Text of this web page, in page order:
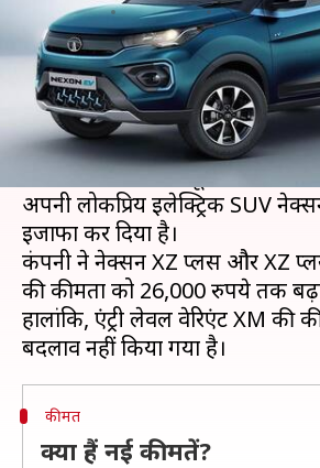
मोना दीक्षित Oct 17, 2020 02:50 pm
क्या है खबर?
जहां एक तरह फेस्टिव सीजन में
कंपनियां अपनी बिक्री बढ़ाने के लिए
ऑफर दे रही हैं। वहीं दूसरी तरफ टाटा
अपनी लोकप्रिय इलेक्ट्रिक SUV
इजाफा कर दिया है।
कंपनी ने नेक्सन XZ प्लस और XZ
की कीमतों को 26,000 रुपये तक बढ़ा
हालांकि, एंट्री लेवल वेरिएंट XM की
कीमत
क्या हैं नई कीमतें?